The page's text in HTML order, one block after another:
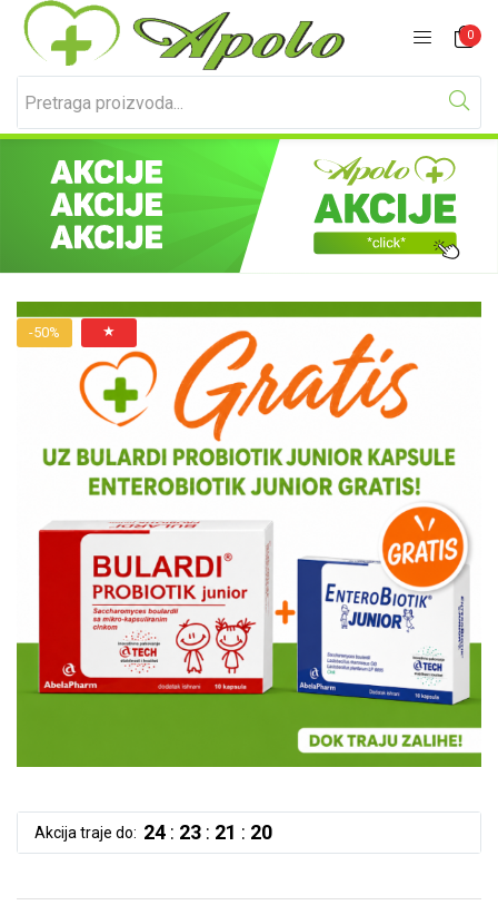
0
Prijavite se Registracija
Unesite svoje korisničko ime i lozinku za prijavu.
Zapamti me Izgubljena lozinka?
-50% ★
Akcija traje do: 24 : 23 : 21 : 19